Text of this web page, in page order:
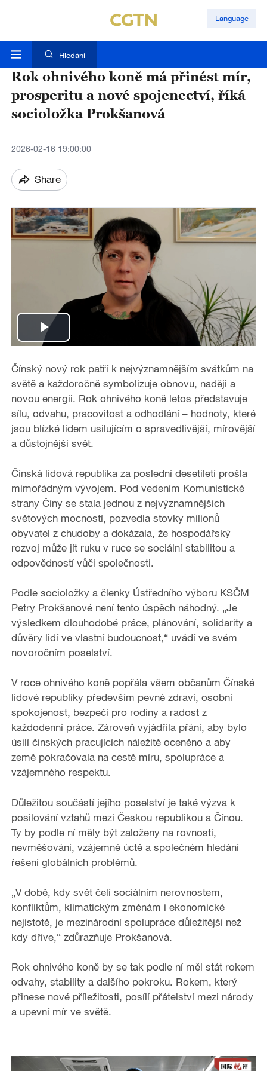
Language
Hledání
Rok ohnivého koně má přinést mír,
prosperitu a nové spojenectví, říká
socioložka Prokšanová
2026-02-16 19:00:00
Share
P
l
a
y
V
i
d
e
o
Čínský nový rok patří k nejvýznamnějším svátkům na
světě a každoročně symbolizuje obnovu, naději a
novou energii. Rok ohnivého koně letos představuje
sílu, odvahu, pracovitost a odhodlání – hodnoty, které
jsou blízké lidem usilujícím o spravedlivější, mírovější
a důstojnější svět.
Čínská lidová republika za poslední desetiletí prošla
mimořádným vývojem. Pod vedením Komunistické
strany Číny se stala jednou z nejvýznamnějších
světových mocností, pozvedla stovky milionů
obyvatel z chudoby a dokázala, že hospodářský
rozvoj může jít ruku v ruce se sociální stabilitou a
odpovědností vůči společnosti.
Podle socioložky a členky Ústředního výboru KSČM
Petry Prokšanové není tento úspěch náhodný. „Je
výsledkem dlouhodobé práce, plánování, solidarity a
důvěry lidí ve vlastní budoucnost,“ uvádí ve svém
novoročním poselství.
V roce ohnivého koně popřála všem občanům Čínské
lidové republiky především pevné zdraví, osobní
spokojenost, bezpečí pro rodiny a radost z
každodenní práce. Zároveň vyjádřila přání, aby bylo
úsilí čínských pracujících náležitě oceněno a aby
země pokračovala na cestě míru, spolupráce a
vzájemného respektu.
Důležitou součástí jejího poselství je také výzva k
posilování vztahů mezi Českou republikou a Čínou.
Ty by podle ní měly být založeny na rovnosti,
nevměšování, vzájemné úctě a společném hledání
řešení globálních problémů.
„V době, kdy svět čelí sociálním nerovnostem,
konfliktům, klimatickým změnám i ekonomické
nejistotě, je mezinárodní spolupráce důležitější než
kdy dříve,“ zdůrazňuje Prokšanová.
Rok ohnivého koně by se tak podle ní měl stát rokem
odvahy, stability a dalšího pokroku. Rokem, který
přinese nové příležitosti, posílí přátelství mezi národy
a upevní mír ve světě.